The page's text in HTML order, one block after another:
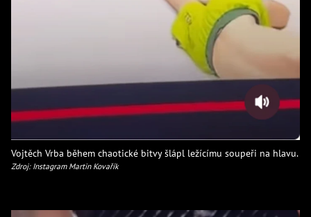
Vojtěch Vrba během chaotické bitvy šlápl ležícímu soupeři na hlavu.
Zdroj: Instagram Martin Kovařík